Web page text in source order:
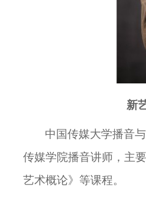
新
中国传媒大学播音
传媒学院播音讲师，主
艺术概论》等课程。